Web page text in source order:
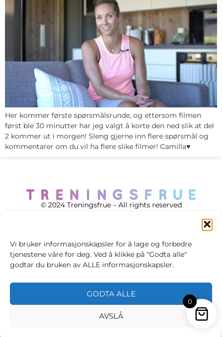
Vi bruker informasjonskapsler for å lage og forbedre
tjenestene våre for deg. Ved å klikke på "Godta alle"
godtar du bruken av ALLE informasjonskapsler.
GODTA ALLE
AVSLÅ
Her kommer første spørsmålsrunde, og ettersom filmen
først ble 30 minutter har jeg valgt å korte den ned slik at del
2 kommer ut i morgen! Sleng gjerne inn flere spørsmål og
kommentarer om du vil ha flere slike filmer! Camilla♥
© 2024 Treningsfrue – All rights reserved
Cookie policy
Personvernsvilkår
0